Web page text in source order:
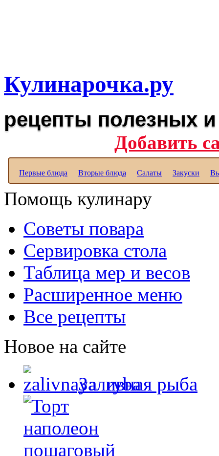
Кулинарочка.ру
рецепты полезных
Добавить
Первые блюда Вторые блюда Салаты Закуски
Помощь кулинару
Советы повара
Сервировка стола
Таблица мер и весов
Расширенное меню
Все рецепты
Новое на сайте
Заливная рыба